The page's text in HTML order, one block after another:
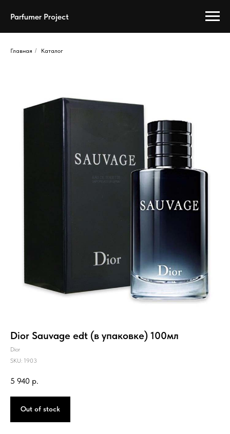
Parfumer Project
Главная / Каталог
Dior Sauvage edt (в упаковке) 100мл
Dior
SKU: 1903
5 940 р.
Out of stock